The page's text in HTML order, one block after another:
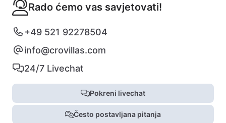
Rado ćemo vas savjetovati!
+49 521 92278504
info@crovillas.com
24/7 Livechat
Pokreni livechat
Često postavljana pitanja